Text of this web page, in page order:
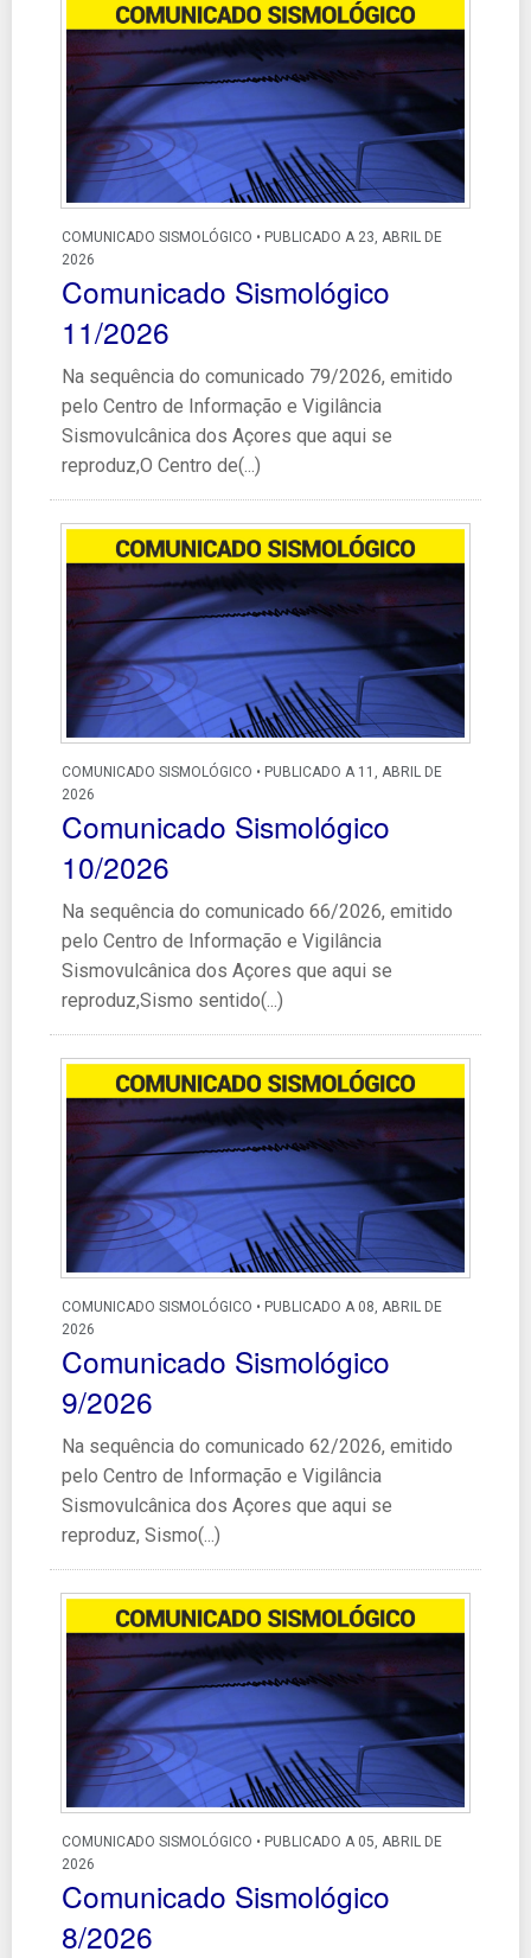
COMUNICADO SISMOLÓGICO • PUBLICADO A 23, ABRIL DE
2026
Comunicado Sismológico
11/2026
Na sequência do comunicado 79/2026, emitido
pelo Centro de Informação e Vigilância
Sismovulcânica dos Açores que aqui se
reproduz,O Centro de(...)
COMUNICADO SISMOLÓGICO • PUBLICADO A 11, ABRIL DE
2026
Comunicado Sismológico
10/2026
Na sequência do comunicado 66/2026, emitido
pelo Centro de Informação e Vigilância
Sismovulcânica dos Açores que aqui se
reproduz,Sismo sentido(...)
COMUNICADO SISMOLÓGICO • PUBLICADO A 08, ABRIL DE
2026
Comunicado Sismológico
9/2026
Na sequência do comunicado 62/2026, emitido
pelo Centro de Informação e Vigilância
Sismovulcânica dos Açores que aqui se
reproduz, Sismo(...)
COMUNICADO SISMOLÓGICO • PUBLICADO A 05, ABRIL DE
2026
Comunicado Sismológico
8/2026